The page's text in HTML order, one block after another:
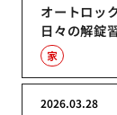
オートロッ
日々の解錠
家
2026.03.28